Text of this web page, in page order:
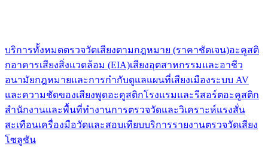
บริการทั้งหมดตรวจวัดเสียงตามกฎหมาย (ราคาชัดเจน)อะคูสติ
กอาคารเสียงสิ่งแวดล้อม (EIA)เสียงอุตสาหกรรมและอาชีว
อนามัยกฎหมายและการกำกับดูแลแผนที่เสียงเมืองระบบ AV
และความชัดของเสียงพูดอะคูสติกโรงแรมและรีสอร์ตอะคูสติก
สำนักงานและพื้นที่ทำงานการตรวจวัดและวิเคราะห์แรงสั่น
สะเทือนเครื่องมือวัดและสอบเทียบบริการรายงานตรวจวัดเสียง
โซลูชัน